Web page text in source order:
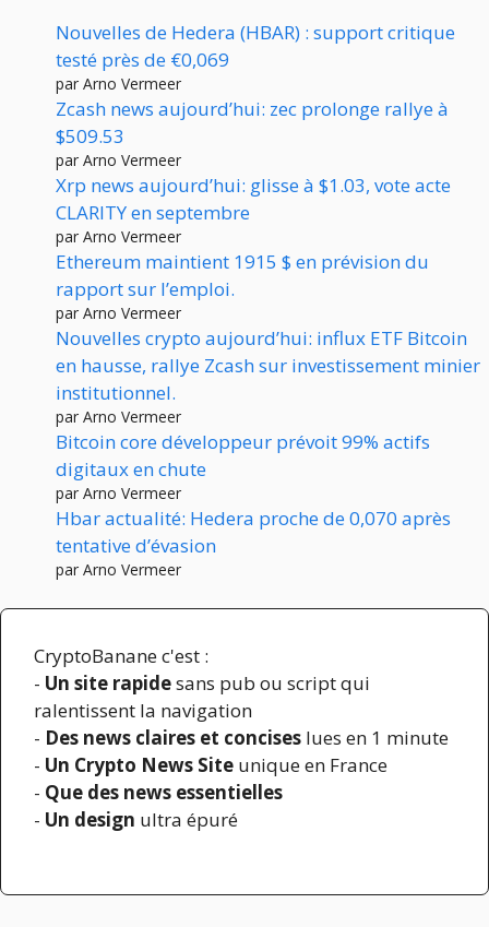
Nouvelles de Hedera (HBAR) : support critique
testé près de €0,069
par Arno Vermeer
Zcash news aujourd’hui: zec prolonge rallye à
$509.53
par Arno Vermeer
Xrp news aujourd’hui: glisse à $1.03, vote acte
CLARITY en septembre
par Arno Vermeer
Ethereum maintient 1915 $ en prévision du
rapport sur l’emploi.
par Arno Vermeer
Nouvelles crypto aujourd’hui: influx ETF Bitcoin
en hausse, rallye Zcash sur investissement minier
institutionnel.
par Arno Vermeer
Bitcoin core développeur prévoit 99% actifs
digitaux en chute
par Arno Vermeer
Hbar actualité: Hedera proche de 0,070 après
tentative d’évasion
par Arno Vermeer
CryptoBanane c'est :
- Un site rapidesans pub ou script qui
ralentissent la navigation
- Des news claires et concises lues en 1 minute
- Un Crypto News Site unique en France
- Que des news essentielles
- Un design ultra épuré